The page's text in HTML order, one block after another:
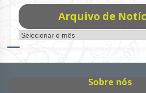
Arquivo de
Arquivo
de
Sobre nós